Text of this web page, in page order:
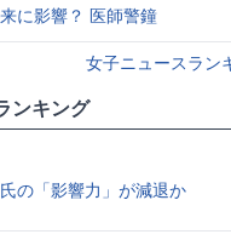
に影響？ 医師警鐘
女子ニュースラン
ンキング
の「影響力」が減退か